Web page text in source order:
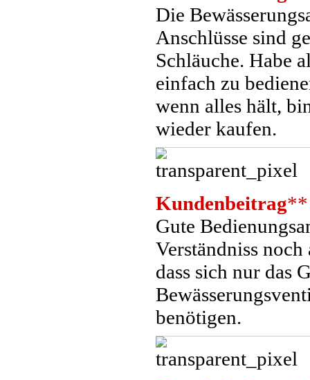
Die
Anschlüsse sind
Schläuche. Habe
einfach zu
wenn alles hält,
wieder kaufen.
Kundenbeitrag**
Gute
Verständniss
dass sich nur das
benötigen.